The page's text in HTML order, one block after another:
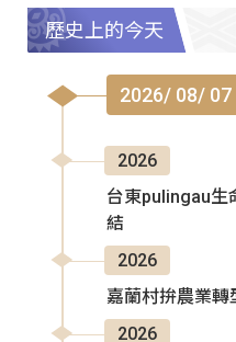
歷史上的今天
2026/ 08/ 07
2026
台東pulingau生
結
2026
嘉蘭村拚農業轉
2026